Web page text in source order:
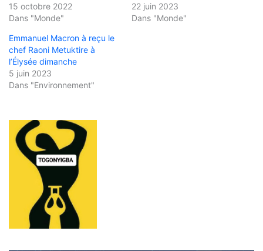
15 octobre 2022
Dans "Monde"
22 juin 2023
Dans "Monde"
Emmanuel Macron à reçu le
chef Raoni Metuktire à
l’Élysée dimanche
5 juin 2023
Dans "Environnement"